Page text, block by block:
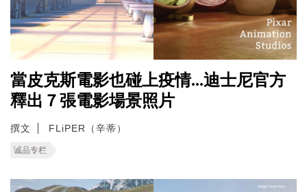
當皮克斯電影也碰上疫情...迪士尼官方
釋出７張電影場景照片
撰文 FLiPER（辛蒂）
诚品专栏